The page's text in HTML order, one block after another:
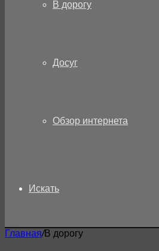
В дорогу
Досуг
Обзор интернета
Искать
Главная/В дорогу